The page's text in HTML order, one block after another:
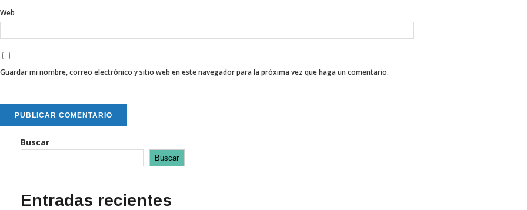
Web
Guardar mi nombre, correo electrónico y sitio web en este navegador para la próxima vez que haga un comentario.
Buscar
Buscar
Entradas recientes